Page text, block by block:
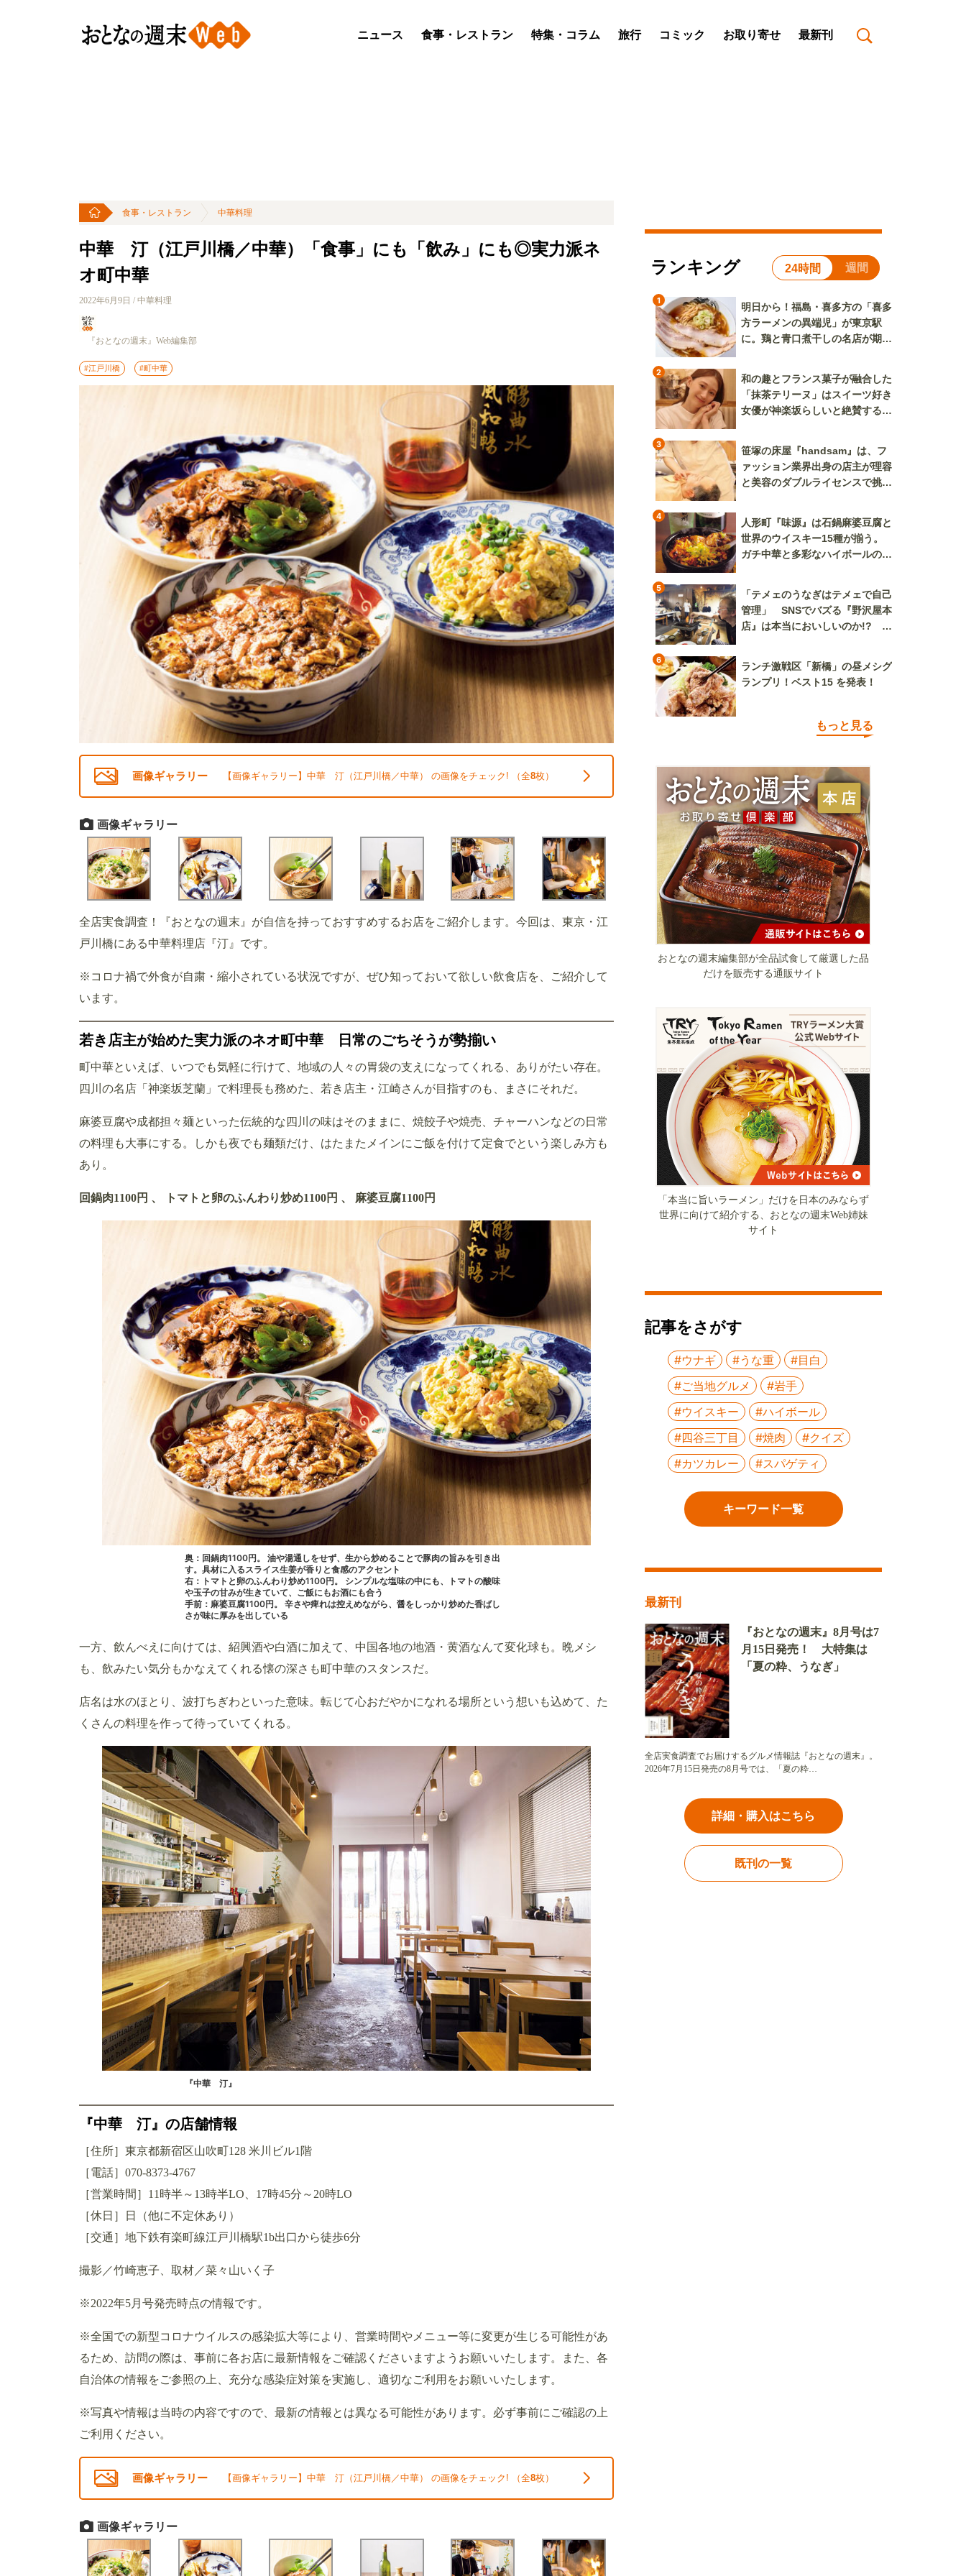
ニュース 食事・レストラン 特集・コラム 旅行 コミック お取り寄せ 最新刊
食事・レストラン 中華料理
中華 汀（江戸川橋／中華）「食事」にも「飲み」にも◎実力派ネ
オ町中華
2022年6月9日 / 中華料理
『おとなの週末』Web編集部
#江戸川橋 #町中華
画像ギャラリー 【画像ギャラリー】中華 汀（江戸川橋／中華） の画像をチェック! （全8枚）
画像ギャラリー
全店実食調査！『おとなの週末』が自信を持っておすすめするお店をご紹介します。今回は、東京・江
戸川橋にある中華料理店『汀』です。
※コロナ禍で外食が自粛・縮小されている状況ですが、ぜひ知っておいて欲しい飲食店を、ご紹介して
います。
若き店主が始めた実力派のネオ町中華 日常のごちそうが勢揃い
町中華といえば、いつでも気軽に行けて、地域の人々の胃袋の支えになってくれる、ありがたい存在。
四川の名店「神楽坂芝蘭」で料理長も務めた、若き店主・江崎さんが目指すのも、まさにそれだ。
麻婆豆腐や成都担々麺といった伝統的な四川の味はそのままに、焼餃子や焼売、チャーハンなどの日常
の料理も大事にする。しかも夜でも麺類だけ、はたまたメインにご飯を付けて定食でという楽しみ方も
あり。
回鍋肉1100円 、 トマトと卵のふんわり炒め1100円 、 麻婆豆腐1100円
奥：回鍋肉1100円。 油や湯通しをせず、生から炒めることで豚肉の旨みを引き出
す。具材に入るスライス生姜が香りと食感のアクセント
右：トマトと卵のふんわり炒め1100円。 シンプルな塩味の中にも、トマトの酸味
や玉子の甘みが生きていて、ご飯にもお酒にも合う
手前：麻婆豆腐1100円。 辛さや痺れは控えめながら、醤をしっかり炒めた香ばし
さが味に厚みを出している
一方、飲んべえに向けては、紹興酒や白酒に加えて、中国各地の地酒・黄酒なんて変化球も。晩メシ
も、飲みたい気分もかなえてくれる懐の深さも町中華のスタンスだ。
店名は水のほとり、波打ちぎわといった意味。転じて心おだやかになれる場所という想いも込めて、た
くさんの料理を作って待っていてくれる。
『中華 汀』
『中華 汀』の店舗情報
［住所］東京都新宿区山吹町128 米川ビル1階
［電話］070-8373-4767
［営業時間］11時半～13時半LO、17時45分～20時LO
［休日］日（他に不定休あり）
［交通］地下鉄有楽町線江戸川橋駅1b出口から徒歩6分
撮影／竹崎恵子、取材／菜々山いく子
※2022年5月号発売時点の情報です。
※全国での新型コロナウイルスの感染拡大等により、営業時間やメニュー等に変更が生じる可能性があ
るため、訪問の際は、事前に各お店に最新情報をご確認くださいますようお願いいたします。また、各
自治体の情報をご参照の上、充分な感染症対策を実施し、適切なご利用をお願いいたします。
※写真や情報は当時の内容ですので、最新の情報とは異なる可能性があります。必ず事前にご確認の上
ご利用ください。
画像ギャラリー 【画像ギャラリー】中華 汀（江戸川橋／中華） の画像をチェック! （全8枚）
画像ギャラリー
ランキング 24時間 週間
1
明日から！福島・喜多方の「喜多
方ラーメンの異端児」が東京駅
に。鶏と青口煮干しの名店が期間
2
和の趣とフランス菓子が融合した
「抹茶テリーヌ」はスイーツ好き
女優が神楽坂らしいと絶賛する逸
3
笹塚の床屋『handsam』は、フ
ァッション業界出身の店主が理容
と美容のダブルライセンスで挑む
4
人形町『味源』は石鍋麻婆豆腐と
世界のウイスキー15種が揃う。
ガチ中華と多彩なハイボールの組
5
「テメェのうなぎはテメェで自己
管理」 SNSでバズる『野沢屋本
店』は本当においしいのか!? い
6
ランチ激戦区「新橋」の昼メシグ
ランプリ！ベスト15 を発表！
もっと見る
おとなの週末編集部が全品試食して厳選した品
だけを販売する通販サイト
「本当に旨いラーメン」だけを日本のみならず
世界に向けて紹介する、おとなの週末Web姉妹
サイト
記事をさがす
#ウナギ #うな重
#目白
#ご当地グルメ
#岩手
#ウイスキー
#ハイボール
#四谷三丁目
#焼肉
#クイズ
#カツカレー
#スパゲティ
キーワード一覧
最新刊
『おとなの週末』8月号は7
月15日発売！ 大特集は
「夏の粋、うなぎ」
全店実食調査でお届けするグルメ情報誌『おとなの週末』。
2026年7月15日発売の8月号では、「夏の粋…
詳細・購入はこちら
既刊の一覧